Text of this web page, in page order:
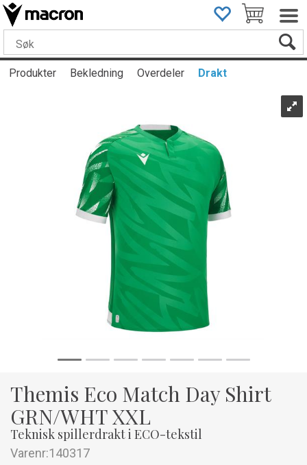
Produkter Bekledning Overdeler Drakt
Themis Eco Match Day Shirt
GRN/WHT XXL
Teknisk spillerdrakt i ECO-tekstil
Varenr:140317